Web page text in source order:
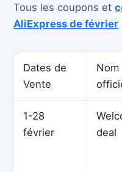
Tous les coupons et
AliExpress de février
Dates de
Vente
Nom
1-28
février
deal